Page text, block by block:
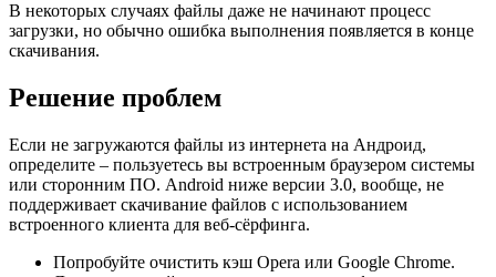
В некоторых случаях файлы даже не начинают процесс
загрузки, но обычно ошибка выполнения появляется в конце
скачивания.
Решение проблем
Если не загружаются файлы из интернета на Андроид,
определите – пользуетесь вы встроенным браузером системы
или сторонним ПО. Android ниже версии 3.0, вообще, не
поддерживает скачивание файлов с использованием
встроенного клиента для веб-сёрфинга.
Попробуйте очистить кэш Opera или Google Chrome.